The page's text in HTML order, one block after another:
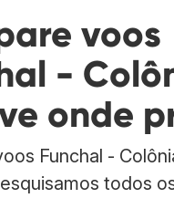
voos
-
onde
Funchal -
todos